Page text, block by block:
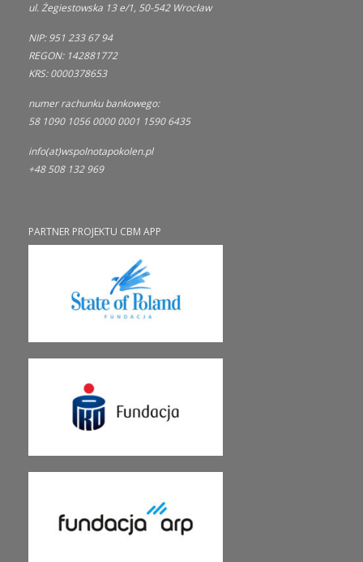
ul. Żegiestowska 13 e/1, 50-542 Wrocław
NIP: 951 233 67 94
REGON: 142881772
KRS: 0000378653
numer rachunku bankowego:
58 1090 1056 0000 0001 1590 6435
info(at)wspolnotapokolen.pl
+48 508 132 969
PARTNER PROJEKTU CBM APP